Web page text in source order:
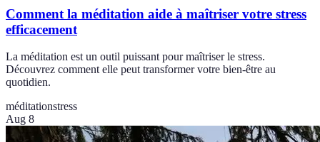
Comment la méditation aide à maîtriser votre stress
efficacement
La méditation est un outil puissant pour maîtriser le stress.
Découvrez comment elle peut transformer votre bien-être au
quotidien.
méditationstress
Aug 8